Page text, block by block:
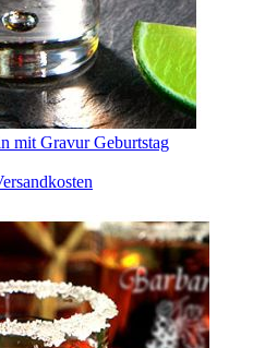
mit Gravur Geburtstag